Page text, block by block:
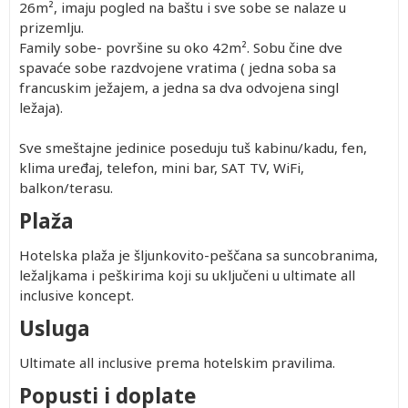
26m², imaju pogled na baštu i sve sobe se nalaze u
prizemlju.
Family sobe- površine su oko 42m². Sobu čine dve
spavaće sobe razdvojene vratima ( jedna soba sa
francuskim ježajem, a jedna sa dva odvojena singl
ležaja).
Sve smeštajne jedinice poseduju tuš kabinu/kadu, fen,
klima uređaj, telefon, mini bar, SAT TV, WiFi,
balkon/terasu.
Plaža
Hotelska plaža je šljunkovito-peščana sa suncobranima,
ležaljkama i peškirima koji su uključeni u ultimate all
inclusive koncept.
Usluga
Ultimate all inclusive prema hotelskim pravilima.
Popusti i doplate